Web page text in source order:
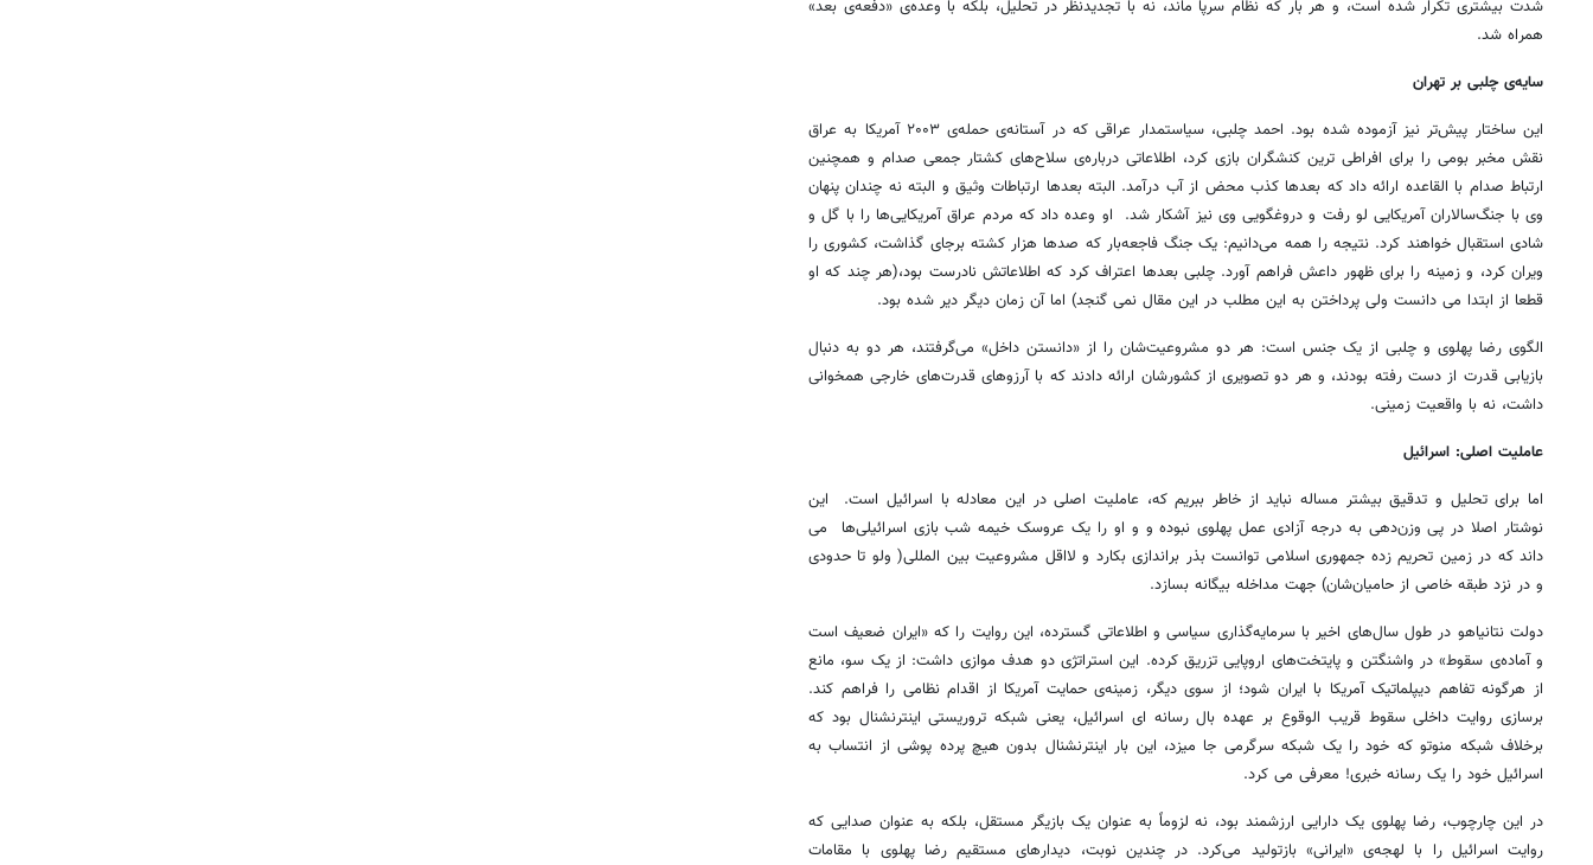
شدت بیشتری تکرار شده است، و هر بار که نظام سرپا ماند، نه با تجدیدنظر در تحلیل، بلکه با وعده‌ی «دفعه‌ی بعد»
همراه شد.
سایه‌ی چلبی بر تهران
این ساختار پیش‌تر نیز آزموده شده بود. احمد چلبی، سیاستمدار عراقی که در آستانه‌ی حمله‌ی ۲۰۰۳ آمریکا به عراق
نقش مخبر بومی را برای افراطی ترین کنشگران بازی کرد، اطلاعاتی درباره‌ی سلاح‌های کشتار جمعی صدام و همچنین
ارتباط صدام با القاعده ارائه داد که بعدها کذب محض از آب درآمد. البته بعدها ارتباطات وثیق و البته نه چندان پنهان
وی با جنگ‌سالاران آمریکایی لو رفت و دروغگویی وی نیز آشکار شد. او وعده داد که مردم عراق آمریکایی‌ها را با گل و
شادی استقبال خواهند کرد. نتیجه را همه می‌دانیم: یک جنگ فاجعه‌بار که صدها هزار کشته برجای گذاشت، کشوری را
ویران کرد، و زمینه را برای ظهور داعش فراهم آورد. چلبی بعدها اعتراف کرد که اطلاعاتش نادرست بود،(هر چند که او
قطعا از ابتدا می دانست ولی پرداختن به این مطلب در این مقال نمی گنجد) اما آن زمان دیگر دیر شده بود.
الگوی رضا پهلوی و چلبی از یک جنس است: هر دو مشروعیت‌شان را از «دانستن داخل» می‌گرفتند، هر دو به دنبال
بازیابی قدرت از دست رفته بودند، و هر دو تصویری از کشورشان ارائه دادند که با آرزوهای قدرت‌های خارجی همخوانی
داشت، نه با واقعیت زمینی.
عاملیت اصلی: اسرائیل
اما برای تحلیل و تدقیق بیشتر مساله نباید از خاطر ببریم که، عاملیت اصلی در این معادله با اسرائیل است. این
نوشتار اصلا در پی وزن‌دهی به درجه آزادی عمل پهلوی نبوده و و او را یک عروسک خیمه شب بازی اسرائیلی‌ها می
داند که در زمین تحریم زده جمهوری اسلامی توانست بذر براندازی بکارد و لااقل مشروعیت بین المللی( ولو تا حدودی
و در نزد طبقه خاصی از حامیان‌شان) جهت مداخله بیگانه بسازد.
دولت نتانیاهو در طول سال‌های اخیر با سرمایه‌گذاری سیاسی و اطلاعاتی گسترده، این روایت را که «ایران ضعیف است
و آماده‌ی سقوط» در واشنگتن و پایتخت‌های اروپایی تزریق کرده. این استراتژی دو هدف موازی داشت: از یک سو، مانع
از هرگونه تفاهم دیپلماتیک آمریکا با ایران شود؛ از سوی دیگر، زمینه‌ی حمایت آمریکا از اقدام نظامی را فراهم کند.
برسازی روایت داخلی سقوط قریب الوقوع بر عهده بال رسانه ای اسرائیل، یعنی شبکه تروریستی اینترنشنال بود که
برخلاف شبکه منوتو که خود را یک شبکه سرگرمی جا میزد، این بار اینترنشنال بدون هیچ پرده پوشی از انتساب به
اسرائیل خود را یک رسانه خبری! معرفی می کرد.
در این چارچوب، رضا پهلوی یک دارایی ارزشمند بود، نه لزوماً به عنوان یک بازیگر مستقل، بلکه به عنوان صدایی که
روایت اسرائیل را با لهجه‌ی «ایرانی» بازتولید می‌کرد. در چندین نوبت، دیدارهای مستقیم رضا پهلوی با مقامات